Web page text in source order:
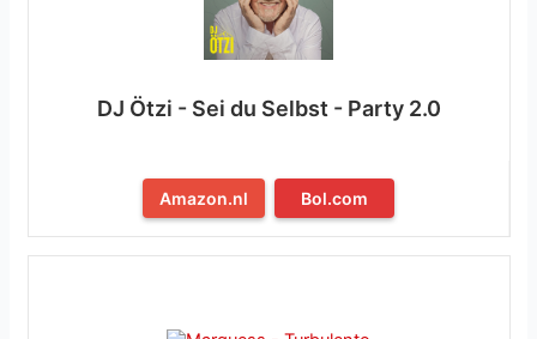
DJ Ötzi - Sei du Selbst - Party 2.0
Amazon.nl Bol.com